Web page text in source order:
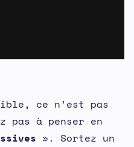
ce n’est pas
pas à penser en
». Sortez un